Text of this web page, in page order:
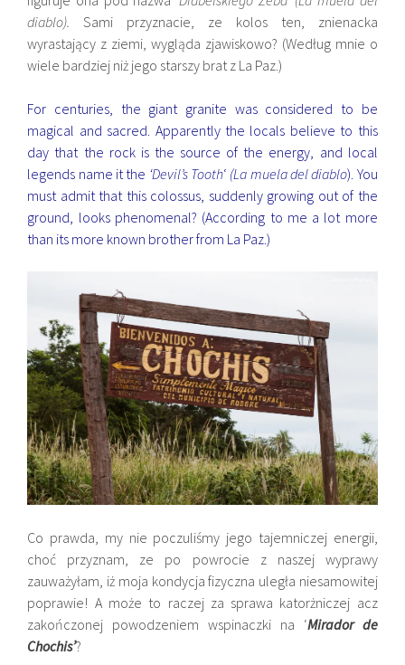
diablo). Sami przyznacie, ze kolos ten, znienacka
wyrastający z ziemi, wygląda zjawiskowo? (Według mnie o
wiele bardziej niż jego starszy brat z La Paz.)
For centuries, the giant granite was considered to be
magical and sacred. Apparently the locals believe to this
day that the rock is the source of the energy, and local
legends name it the ‘Devil’s Tooth‘ (La muela del diablo). You
must admit that this colossus, suddenly growing out of the
ground, looks phenomenal? (According to me a lot more
than its more known brother from La Paz.)
Co prawda, my nie poczuliśmy jego tajemniczej energii,
choć przyznam, ze po powrocie z naszej wyprawy
zauważyłam, iż moja kondycja fizyczna uległa niesamowitej
poprawie! A może to raczej za sprawa katorżniczej acz
zakończonej powodzeniem wspinaczki na ‘Mirador de
Chochis’?